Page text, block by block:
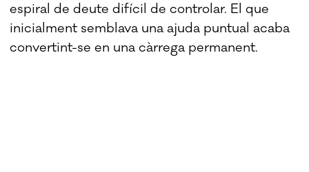
espiral de deute difícil de controlar. El que
inicialment semblava una ajuda puntual acaba
convertint-se en una càrrega permanent.